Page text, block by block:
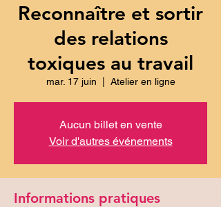
Reconnaître et sortir
des relations
toxiques au travail
mar. 17 juin Atelier en ligne
Aucun billet en vente
Voir d'autres événements
Informations pratiques